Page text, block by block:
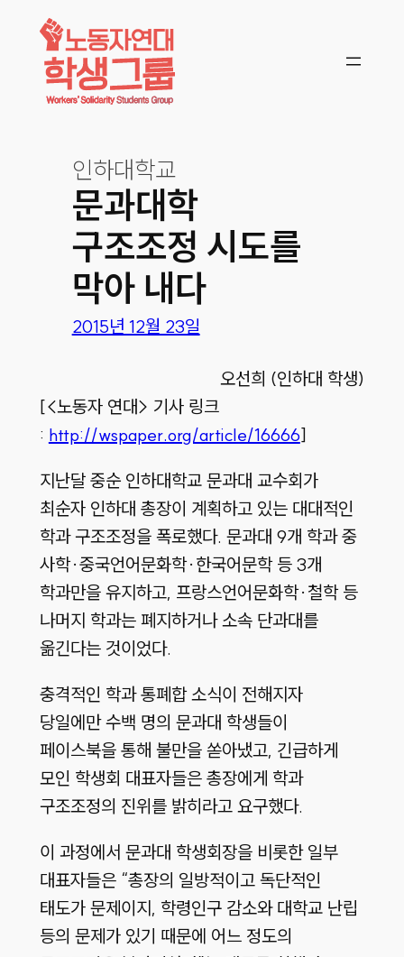
콘텐츠로
바로가기
인하대학교
문과대학
구조조정 시도를
막아 내다
2015년 12월 23일
오선희 (인하대 학생)
[<노동자 연대> 기사 링크
: http://wspaper.org/article/16666]
지난달 중순 인하대학교 문과대 교수회가
최순자 인하대 총장이 계획하고 있는 대대적인
학과 구조조정을 폭로했다. 문과대 9개 학과 중
사학·중국언어문화학·한국어문학 등 3개
학과만을 유지하고, 프랑스언어문화학·철학 등
나머지 학과는 폐지하거나 소속 단과대를
옮긴다는 것이었다.
충격적인 학과 통폐합 소식이 전해지자
당일에만 수백 명의 문과대 학생들이
페이스북을 통해 불만을 쏟아냈고, 긴급하게
모인 학생회 대표자들은 총장에게 학과
구조조정의 진위를 밝히라고 요구했다.
이 과정에서 문과대 학생회장을 비롯한 일부
대표자들은 “총장의 일방적이고 독단적인
태도가 문제이지, 학령인구 감소와 대학교 난립
등의 문제가 있기 때문에 어느 정도의